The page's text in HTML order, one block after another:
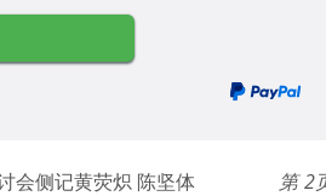
会侧记黄荧炽 陈坚体
2